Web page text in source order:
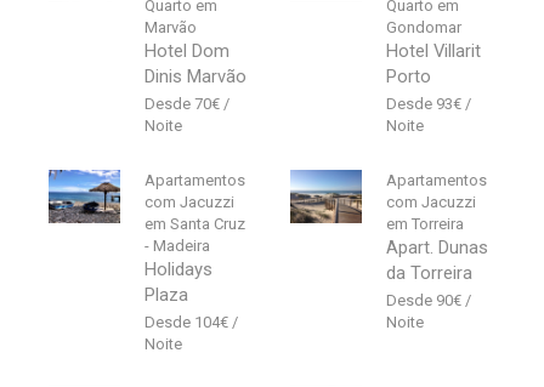
Quarto em
Marvão
Hotel Dom
Dinis Marvão
70€
Quarto em
Gondomar
Hotel Villarit
Porto
93€
Apartamentos
com Jacuzzi
em Santa Cruz
- Madeira
Holidays
Plaza
104€
Apartamentos
com Jacuzzi
em Torreira
Apart. Dunas
da Torreira
90€